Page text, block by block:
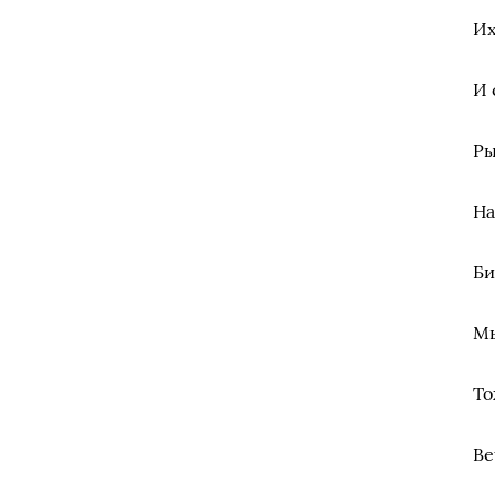
И